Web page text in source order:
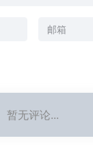
暂无评论...